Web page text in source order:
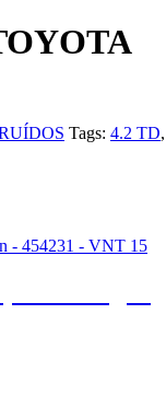
Tags: 4.2 TD,